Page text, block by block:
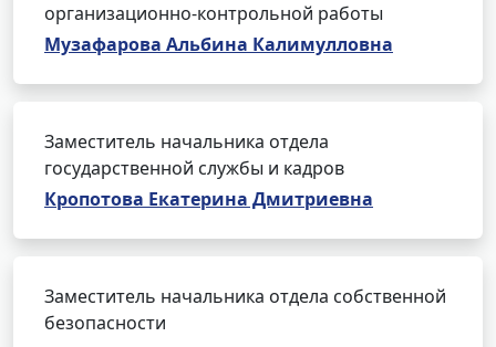
организационно-контрольной работы
Музафарова Альбина Калимулловна
Заместитель начальника отдела
государственной службы и кадров
Кропотова Екатерина Дмитриевна
Заместитель начальника отдела собственной
безопасности